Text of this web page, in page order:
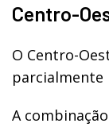
Centro-
O Centro-
parcialmente
A